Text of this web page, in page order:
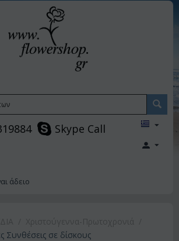
Skype Call
άδειο
Συνθέσεις σε δίσκους